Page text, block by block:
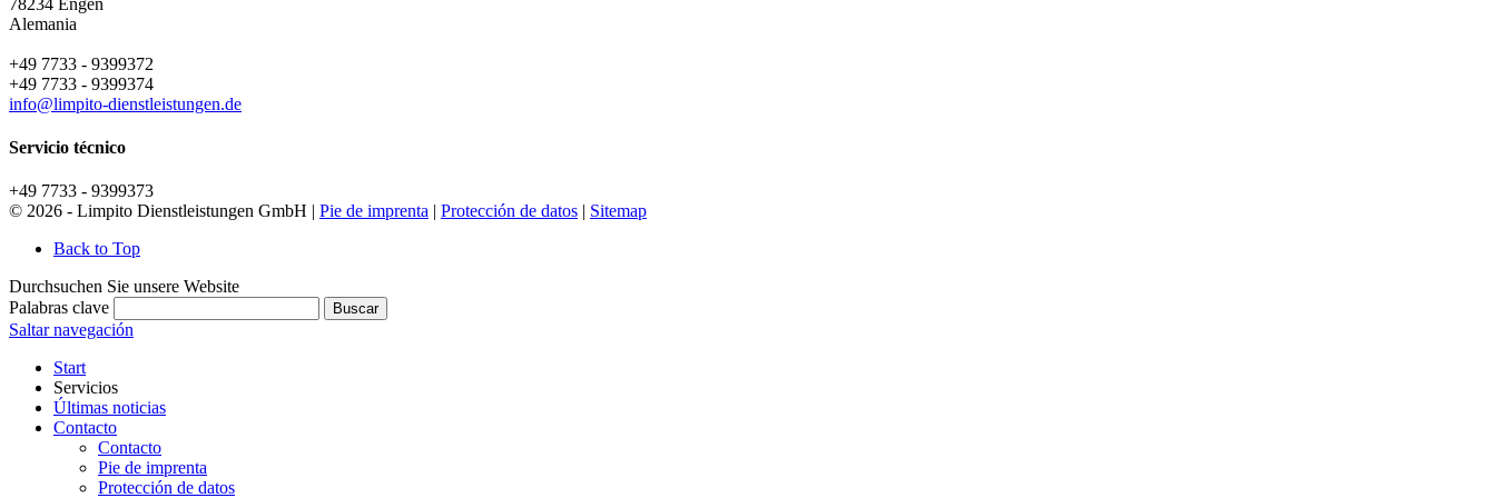
Alemania
+49 7733 - 9399372
+49 7733 - 9399374
info@limpito-dienstleistungen.de
Servicio técnico
+49 7733 - 9399373
© 2026 - Limpito Dienstleistungen GmbH | Pie de imprenta | Protección de datos | Sitemap
Back to Top
Durchsuchen Sie unsere Website
Palabras clave
Buscar
Saltar navegación
Start
Servicios
Últimas noticias
Contacto
Contacto
Pie de imprenta
Protección de datos